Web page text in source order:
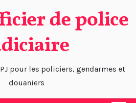
de police
pour les policiers, gendarmes et
douaniers